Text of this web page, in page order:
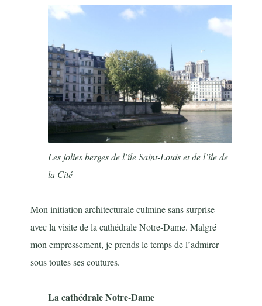
Les jolies berges de l’île Saint-Louis et de l’île de
la Cité
Mon initiation architecturale culmine sans surprise
avec la visite de la cathédrale Notre-Dame. Malgré
mon empressement, je prends le temps de l’admirer
sous toutes ses coutures.
La cathédrale Notre-Dame